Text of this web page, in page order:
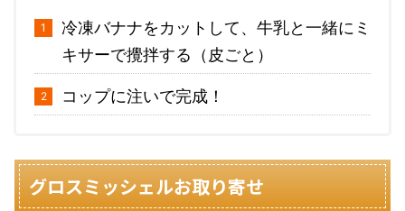
冷凍バナナをカットして、牛乳と一緒にミ
キサーで攪拌する（皮ごと）
コップに注いで完成！
グロスミッシェルお取り寄せ